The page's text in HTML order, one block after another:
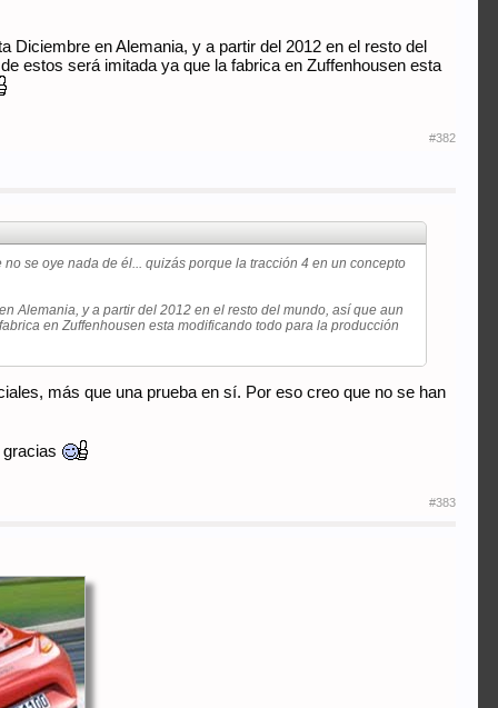
en Alemania, y a partir del 2012 en el resto del
estos será imitada ya que la fabrica en Zuffenhousen esta
#382
se oye nada de él... quizás porque la tracción 4 en un concepto
Alemania, y a partir del 2012 en el resto del mundo, así que aun
en Zuffenhousen esta modificando todo para la producción
más que una prueba en sí. Por eso creo que no se han
#383